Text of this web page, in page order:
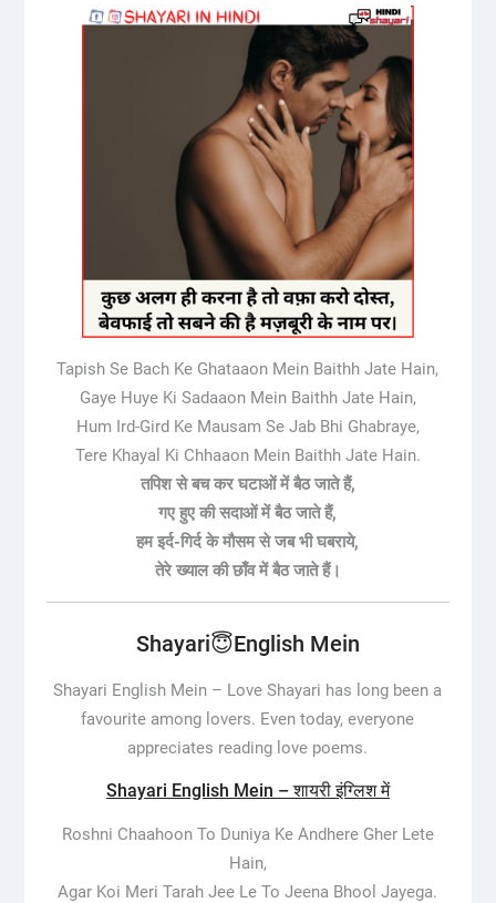
Tapish Se Bach Ke Ghataaon Mein Baithh Jate Hain,
Gaye Huye Ki Sadaaon Mein Baithh Jate Hain,
Hum Ird-Gird Ke Mausam Se Jab Bhi Ghabraye,
Tere Khayal Ki Chhaaon Mein Baithh Jate Hain.
तपिश से बच कर घटाओं में बैठ जाते हैं,
गए हुए की सदाओं में बैठ जाते हैं,
हम इर्द-गिर्द के मौसम से जब भी घबराये,
तेरे ख्याल की छाँव में बैठ जाते हैं।
Shayari😇English Mein
Shayari English Mein – Love Shayari has long been a
favourite among lovers. Even today, everyone
appreciates reading love poems.
Shayari English Mein – शायरी इंग्लिश में
Roshni Chaahoon To Duniya Ke Andhere Gher Lete
Hain,
Agar Koi Meri Tarah Jee Le To Jeena Bhool Jayega.